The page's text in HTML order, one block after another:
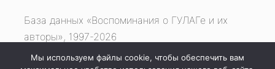
База данных «Воспоминания о ГУЛАГе и их
авторы», 1997-2026
Если вы нашли ошибку, выделите фрагмент
Мы используем файлы cookie, чтобы обеспечить вам